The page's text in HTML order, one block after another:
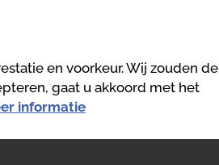
en voorkeur. Wij zouden de
gaat u akkoord met het
informatie